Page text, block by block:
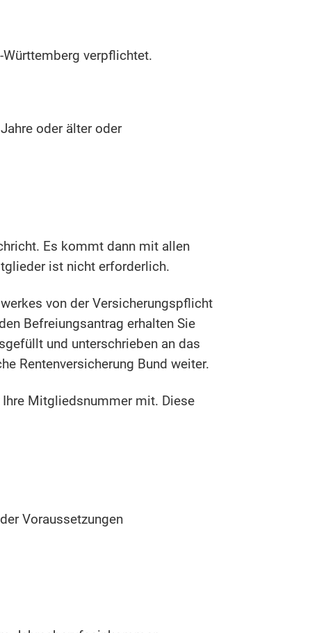
verpflichtet.
oder älter oder
Es kommt dann mit allen
ist nicht erforderlich.
von der Versicherungspflicht
Befreiungsantrag erhalten Sie
und unterschrieben an das
Rentenversicherung Bund weiter.
Mitgliedsnummer mit. Diese
Voraussetzungen